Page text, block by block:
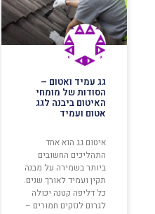
גג עמיד ואטום –
הסודות של מומחי
האיטום ביבנה לגג
אטום ועמיד
איטום גג הוא אחד
התהליכים החשובים
ביותר בשמירה על מבנה
תקין ועמיד לאורך שנים.
כל דליפה קטנה יכולה
לגרום לנזקים חמורים –